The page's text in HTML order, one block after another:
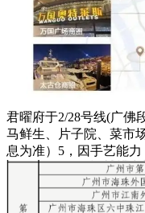
君曜府于2/28号线(广佛
马鲜生、片子院、菜市
息为准）5，因手艺能力